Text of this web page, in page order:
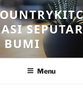
BUMI
Menu